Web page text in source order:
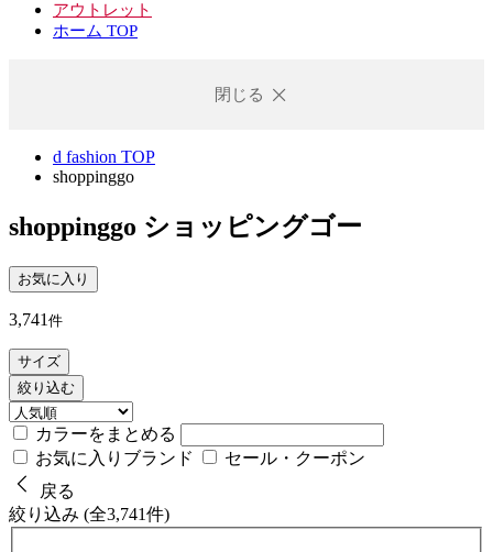
アウトレット
ホーム TOP
閉じる
d fashion TOP
shoppinggo
shoppinggo ショッピングゴー
お気に入り
3,741 件
サイズ
絞り込む
カラーをまとめる
お気に入りブランド
セール・クーポン
戻る
絞り込み (全3,741件)